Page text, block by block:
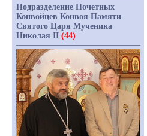
Подразделение Почетных
Конвойцев Конвоя Памяти
Святого Царя Мученика
Николая II (44)